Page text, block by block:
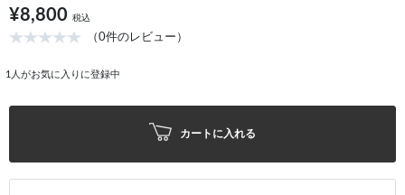
¥8,800 税込
（0件のレビュー）
1 人がお気に入りに登録中
カートに入れる